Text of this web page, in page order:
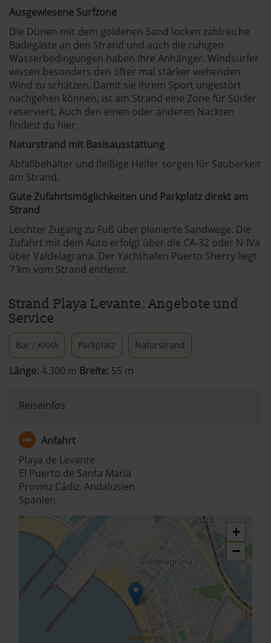
Ausgewiesene Surfzone
Die Dünen mit dem goldenen Sand locken zahlreiche
Badegäste an den Strand und auch die ruhigen
Wasserbedingungen haben ihre Anhänger. Windsurfer
wissen besonders den öfter mal stärker wehenden
Wind zu schätzen. Damit sie ihrem Sport ungestört
nachgehen können, ist am Strand eine Zone für Surfer
reserviert. Auch den einen oder anderen Nackten
findest du hier.
Naturstrand mit Basisausstattung
Abfallbehälter und fleißige Helfer sorgen für Sauberkeit
am Strand.
Gute Zufahrtsmöglichkeiten und Parkplatz direkt am
Strand
Leichter Zugang zu Fuß über planierte Sandwege. Die
Zufahrt mit dem Auto erfolgt über die CA-32 oder N-IVa
über Valdelagrana. Der Yachthafen Puerto Sherry liegt
7 km vom Strand entfernt.
Strand Playa Levante: Angebote und
Service
Bar / Kiosk Parkplatz Naturstrand
Länge:4.300 m Breite: 55 m
Reiseinfos
Anfahrt
Playa de Levante
El Puerto de Santa María
Provinz Cádiz, Andalusien
Spanien
+
−